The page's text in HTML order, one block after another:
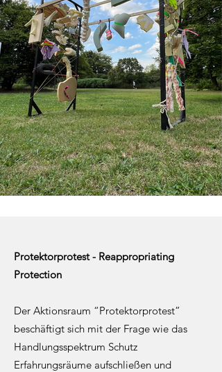
Protektorprotest - Reappropriating
Protection
Der Aktionsraum “Protektorprotest”
beschäftigt sich mit der Frage wie das
Handlungsspektrum Schutz
Erfahrungsräume aufschließen und